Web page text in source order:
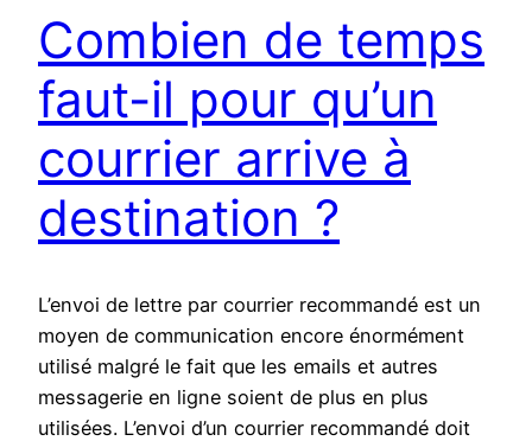
Combien de temps
faut-il pour qu’un
courrier arrive à
destination ?
L’envoi de lettre par courrier recommandé est un
moyen de communication encore énormément
utilisé malgré le fait que les emails et autres
messagerie en ligne soient de plus en plus
utilisées. L’envoi d’un courrier recommandé doit